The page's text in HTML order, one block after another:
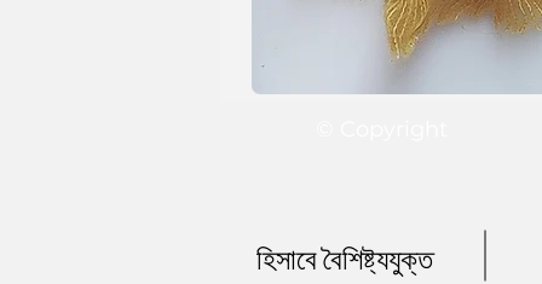
হিসাবে বৈশিষ্ট্যযুক্ত